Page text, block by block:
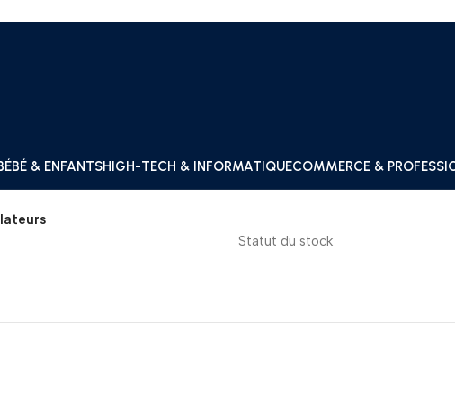
& ENFANTSHIGH-TECH & INFORMATIQUECOMMERCE &
Statut du stock